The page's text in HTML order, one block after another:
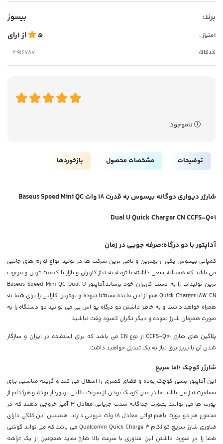
برند: بیسوز
امتیاز : 5 از1رای
کدکالا:
ناموجود
توضیحات مشخصات محصول بازخوردها
شارژر دیواری دوگانه بیسوس به قدرت 18 وات Baseus Speed Mini QC
Dual U Quick Charger CN CCFS-Q01
آداپتور با دو درگاه؛صرفه جویی در زمان
کمپانی بیسوس یکی از بهترین و نامی ترین شرکت ها در تولید انواع لوازم های جانبی
می باشد که همیشه سعی داشته با توجه به نیاز کاربران و بازار با کیفیت ترین و مرغوب
ترین تولیدات را به دست کاربران خود برساند.آداپتور Baseus Speed Mini QC Dual U
Quick Charger 18W CN هم از این قاعده مستثنا نبوده و بهترین کارایی را برای شما به
همراه خواهد داشت و به خاطر داشتن دو درگاه یو اس بی می توانید دو دستگاه را به
صورت همزمان شارژ نموده و دیگر نگران کمبود وقت نباشید.
پلاگین های شارژر CCFS-Q01 از نوع CN می باشد که برای استفاده در ایران و سازگار
شدن آن با پریز برق نیاز به یک تبدیل خواهید داشت.
شارژر کوچک ؛اما سریع
این آداپتور بسیار کوچک بوده و فضای کمتری را اشغال می کند و گزینه مناسبی برای
مسافرت نیز می باشد.اما در عین کوچک بودن از سرعت بالایی برخوردار بوده وهرکدام از
پورت ها می توانند بصورت جداگانه شدت جریانی معادل 3 آمپر خروجی دهند که در
مجموع هر دو پورت باهم توانی معادل 18 وات خروجی دارند. همچنین این کلگی دارای
فناوری شارژ سریع کوالکام Qualcomm Quick Charge 3 می باشد که می تواند گوشی
شما را در صورت داشتن این فناوری با سرعت بالا شارژ نماید همچنین از یک تراشه